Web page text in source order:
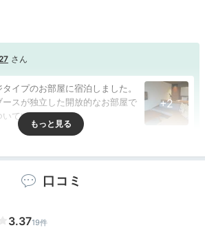
イプのお部屋に宿泊しました。
スが独立した開放的なお部屋で
いています。
+2
口コミ
3.3719件